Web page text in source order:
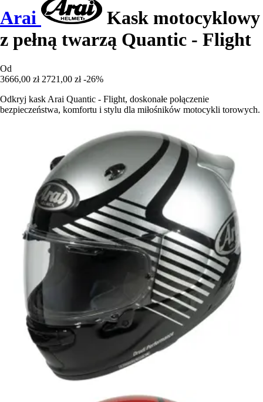
Arai
Kask motocyklowy
z pełną twarzą Quantic - Flight
Od
3666,00 zł 2721,00 zł -26%
Odkryj kask Arai Quantic - Flight, doskonałe połączenie
bezpieczeństwa, komfortu i stylu dla miłośników motocykli torowych.